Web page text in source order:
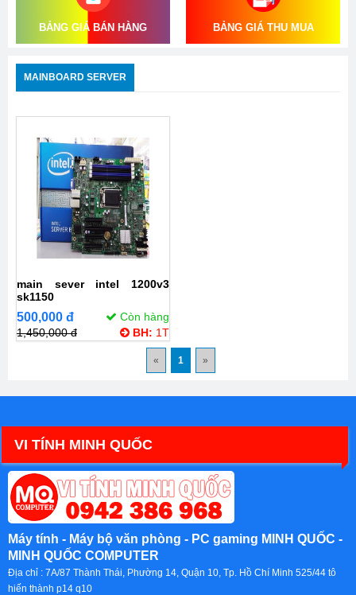
BẢNG GIÁ BÁN HÀNG BẢNG GIÁ THU MUA
MAINBOARD SERVER
main sever intel 1200v3
sk1150
500,000 đ
Còn hàng
1,450,000 đ
BH: 1T
« 1 »
VI TÍNH MINH QUỐC
Máy tính - Máy bộ văn phòng - PC gaming MINH QUỐC -
MINH QUỐC COMPUTER
Địa chỉ : 7A/87 Thành Thái, Phường 14, Quận 10, Tp. Hồ Chí Minh 525/44 tô
hiến thành p14 q10